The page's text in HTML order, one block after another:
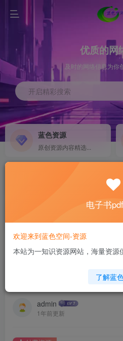
优质的网
及时的网络信息为你
开启精彩搜索
蓝色资源
原创资源内容精选...
计算机 移动设备 软件下载....
首页 电商运营 正文
【2025年4月】知识付费
admin
1年前更新
电子书
欢迎来到蓝色空间-资源
本站为一知识资源网站，海量资源
了解蓝